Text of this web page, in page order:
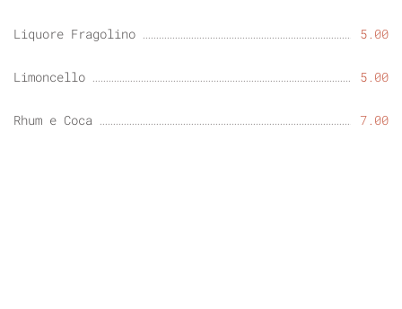
Liquore Fragolino 5.00
Limoncello 5.00
Rhum e Coca 7.00